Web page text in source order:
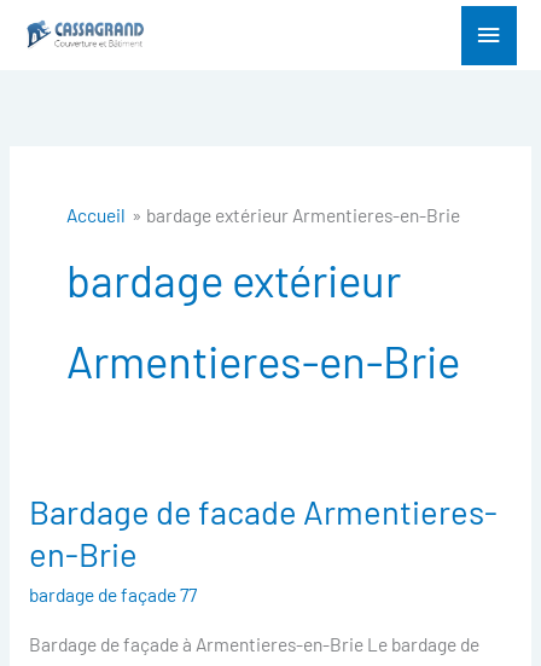
Menu
Accueil bardage extérieur Armentieres-en-Brie
bardage extérieur
Armentieres-en-Brie
Bardage de facade Armentieres-
en-Brie
bardage de façade 77
Bardage de façade à Armentieres-en-Brie Le bardage de
Bardage
facade
Armentieres-
en-